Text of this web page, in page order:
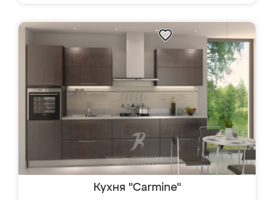
Кухня "Carmine"